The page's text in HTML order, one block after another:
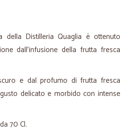
della Distilleria Quaglia è ottenuto
dall'infusione della frutta fresca
e dal profumo di frutta fresca
delicato e morbido con intense
70 Cl.